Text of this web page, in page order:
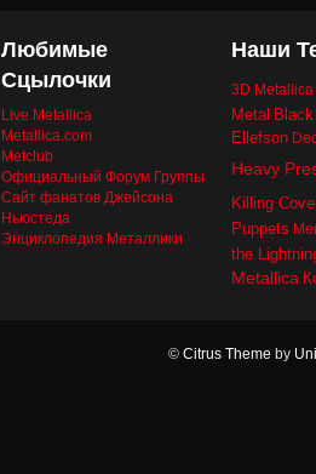
Любимые
Сцылочки
Live Metallica
Metallica.com
Metclub
Официальный Форум Группы
Сайт фанатов Джейсона
Ньюстеда
Энциклопедия Металлики
Наши
3D
Metal
Ellefson
Heavy
Killing
Puppets
the
Metallica
© Citrus Theme by